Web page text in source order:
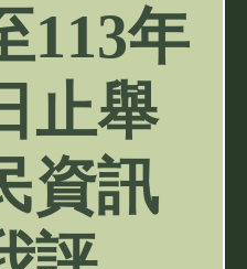
113年
止舉
資訊